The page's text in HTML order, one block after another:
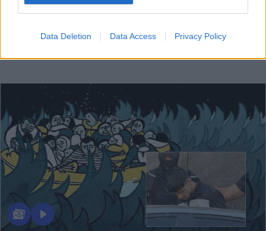
Data Deletion Data Access Privacy Policy